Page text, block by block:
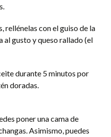
rellénelas con el guiso de la
al gusto y queso rallado (el
durante 5 minutos por
doradas.
poner una cama de
Asimismo, puedes